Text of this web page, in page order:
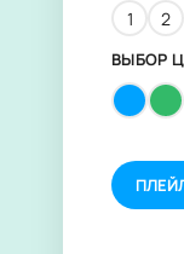
1 2
ВЫБОР